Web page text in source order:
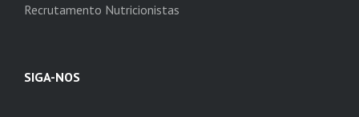
Recrutamento Nutricionistas
SIGA-NOS